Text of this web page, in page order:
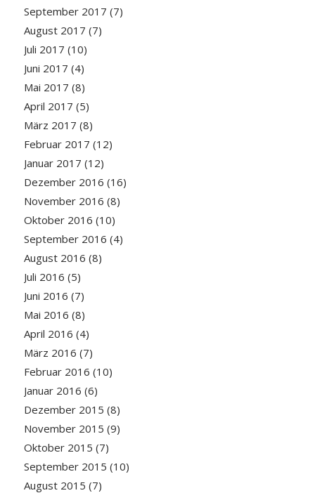
September 2017 (7)
August 2017 (7)
Juli 2017 (10)
Juni 2017 (4)
Mai 2017 (8)
April 2017 (5)
März 2017 (8)
Februar 2017 (12)
Januar 2017 (12)
Dezember 2016 (16)
November 2016 (8)
Oktober 2016 (10)
September 2016 (4)
August 2016 (8)
Juli 2016 (5)
Juni 2016 (7)
Mai 2016 (8)
April 2016 (4)
März 2016 (7)
Februar 2016 (10)
Januar 2016 (6)
Dezember 2015 (8)
November 2015 (9)
Oktober 2015 (7)
September 2015 (10)
August 2015 (7)